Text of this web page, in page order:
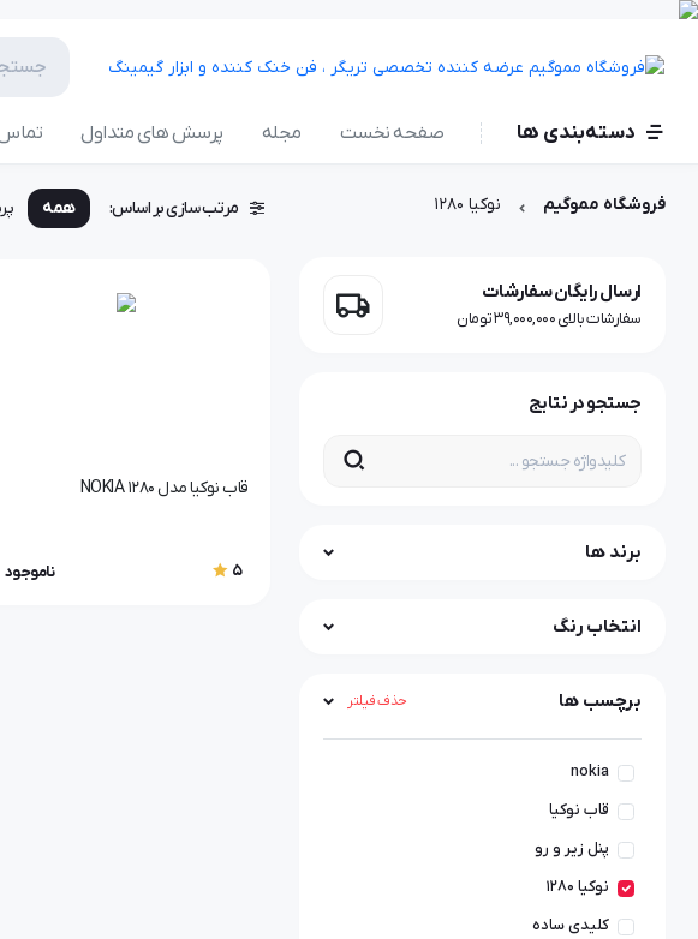
دسته‌بندی ها صفحه نخست مجله پرسش های متداول تماس
فروشگاه مموگیم نوکیا ۱۲۸۰
ارسال رایگان سفارشات
سفارشات بالای 39,000,000 تومان
جستجو در نتایج
برند ها
انتخاب رنگ
برچسب ها حذف فیلتر
nokia
قاب نوکیا
پنل زیر و رو
نوکیا ۱۲۸۰
کلیدی ساده
مرتب سازی بر اساس: همه
قاب نوکیا مدل NOKIA 1280
5 ناموجود